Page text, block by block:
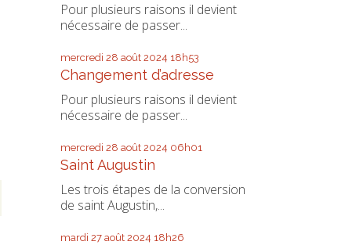
Pour plusieurs raisons il devient
nécessaire de passer...
mercredi 28 août 2024 18h53
Changement d’adresse
Pour plusieurs raisons il devient
nécessaire de passer...
mercredi 28 août 2024 06h01
Saint Augustin
Les trois étapes de la conversion
de saint Augustin,...
mardi 27 août 2024 18h26